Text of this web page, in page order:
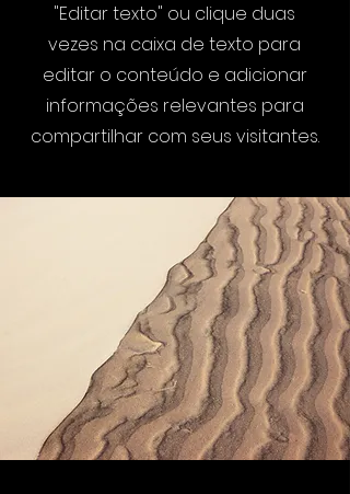
"Editar texto" ou clique duas
vezes na caixa de texto para
editar o conteúdo e adicionar
informações relevantes para
compartilhar com seus visitantes.